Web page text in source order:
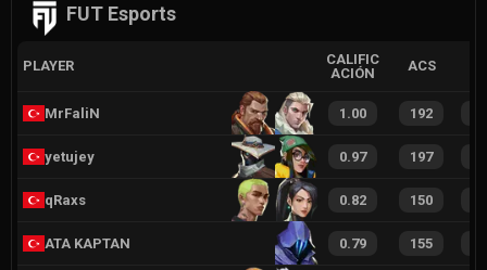
FUT Esports
PLAYER
CALIFIC
ACIÓN
ACS
MrFaliN 1.00 192
yetujey 0.97 197
qRaxs 0.82 150
ATA KAPTAN 0.79 155